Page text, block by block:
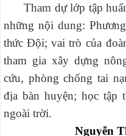
Tham dự lớp tập huấn
những nội dung:
thức Đội; vai trò của
tham gia xây dựng
cứu, phòng chống tai
địa bàn huyện; học tập
ngoài trời.
Nguyễn